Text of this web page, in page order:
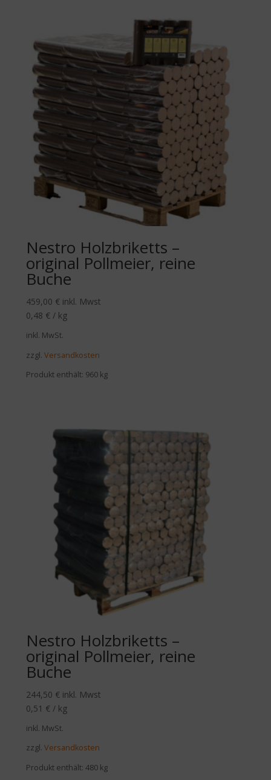
Nestro Holzbriketts –
original Pollmeier, reine
Buche
459,00 € inkl. Mwst
0,48 € / kg
inkl. MwSt.
zzgl.Versandkosten
Produkt enthält: 960 kg
Nestro Holzbriketts –
original Pollmeier, reine
Buche
244,50 € inkl. Mwst
0,51 € / kg
inkl. MwSt.
zzgl.Versandkosten
Produkt enthält: 480 kg